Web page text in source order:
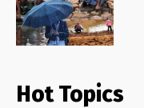
Hot Topics